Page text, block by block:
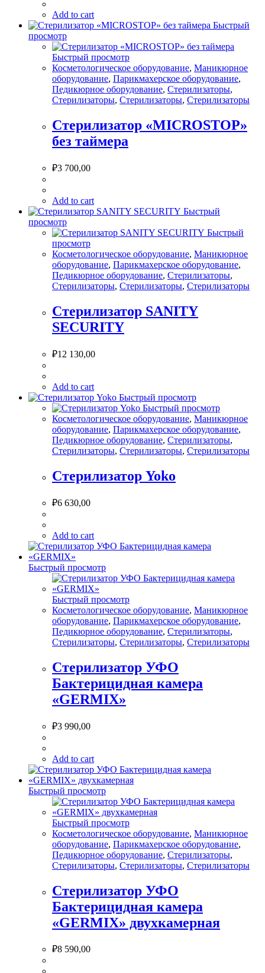
Add to cart
Быстрый
просмотр
Быстрый просмотр
Косметологическое оборудование, Маникюрное
оборудование, Парикмахерское оборудование,
Педикюрное оборудование, Стерилизаторы,
Стерилизаторы, Стерилизаторы, Стерилизаторы
Стерилизатор «MICROSTOP»
без таймера
₽3 700,00
Add to cart
Быстрый
просмотр
Быстрый
просмотр
Косметологическое оборудование, Маникюрное
оборудование, Парикмахерское оборудование,
Педикюрное оборудование, Стерилизаторы,
Стерилизаторы, Стерилизаторы, Стерилизаторы
Стерилизатор SANITY
SECURITY
₽12 130,00
Add to cart
Быстрый просмотр
Быстрый просмотр
Косметологическое оборудование, Маникюрное
оборудование, Парикмахерское оборудование,
Педикюрное оборудование, Стерилизаторы,
Стерилизаторы, Стерилизаторы, Стерилизаторы
Стерилизатор Yoko
₽6 630,00
Add to cart
Быстрый просмотр
Быстрый просмотр
Косметологическое оборудование, Маникюрное
оборудование, Парикмахерское оборудование,
Педикюрное оборудование, Стерилизаторы,
Стерилизаторы, Стерилизаторы, Стерилизаторы
Стерилизатор УФО
Бактерицидная камера
«GERMIX»
₽3 990,00
Add to cart
Быстрый просмотр
Быстрый просмотр
Косметологическое оборудование, Маникюрное
оборудование, Парикмахерское оборудование,
Педикюрное оборудование, Стерилизаторы,
Стерилизаторы, Стерилизаторы, Стерилизаторы
Стерилизатор УФО
Бактерицидная камера
«GERMIX» двухкамерная
₽8 590,00